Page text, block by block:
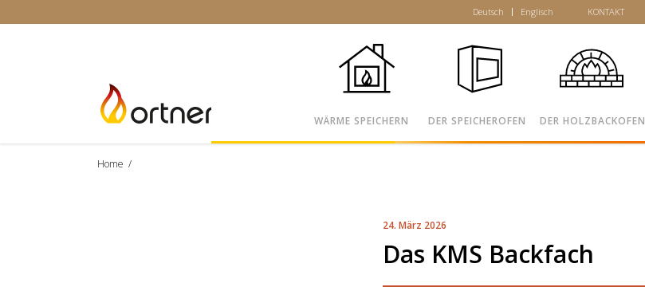
Deutsch Englisch KONTAKT
WÄRME SPEICHERN DER SPEICHEROFEN DER HOLZBACKOFEN
Home /
24. März 2026
Das KMS Backfach